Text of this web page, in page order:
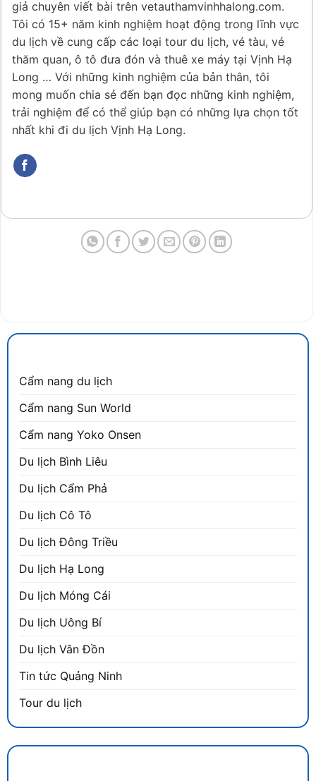
giả chuyên viết bài trên vetauthamvinhhalong.com.
Tôi có 15+ năm kinh nghiệm hoạt động trong lĩnh vực
du lịch về cung cấp các loại tour du lịch, vé tàu, vé
thăm quan, ô tô đưa đón và thuê xe máy tại Vịnh Hạ
Long … Với những kinh nghiệm của bản thân, tôi
mong muốn chia sẻ đến bạn đọc những kinh nghiệm,
trải nghiệm để có thể giúp bạn có những lựa chọn tốt
nhất khi đi du lịch Vịnh Hạ Long.
Cẩm nang du lịch
Cẩm nang Sun World
Cẩm nang Yoko Onsen
Du lịch Bình Liêu
Du lịch Cẩm Phả
Du lịch Cô Tô
Du lịch Đông Triều
Du lịch Hạ Long
Du lịch Móng Cái
Du lịch Uông Bí
Du lịch Vân Đồn
Tin tức Quảng Ninh
Tour du lịch